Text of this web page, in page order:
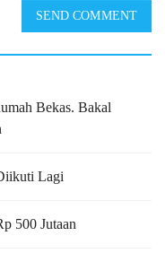
SEND COMMENT
Bekas. Bakal
Lagi
500 Jutaan